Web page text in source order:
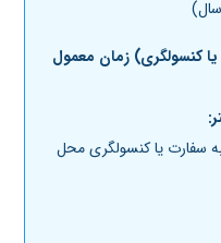
یا کنسولگری) زمان معمول
سفارت یا کنسولگری محل